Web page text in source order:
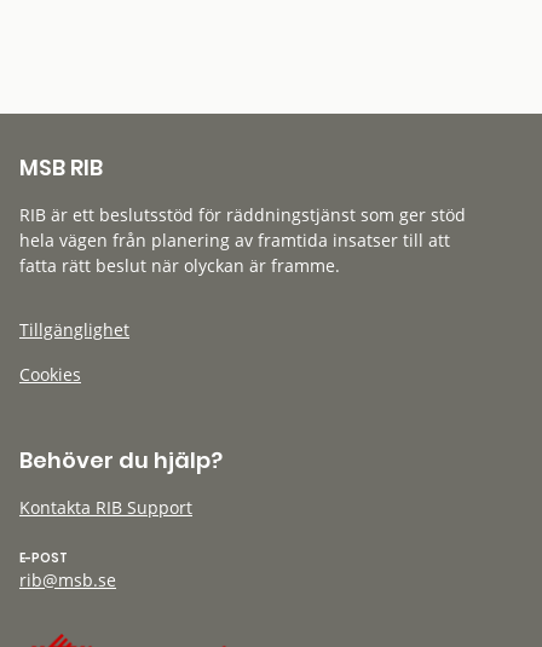
MSB RIB
RIB är ett beslutsstöd för räddningstjänst som ger stöd
hela vägen från planering av framtida insatser till att
fatta rätt beslut när olyckan är framme.
Tillgänglighet
Cookies
Behöver du hjälp?
Kontakta RIB Support
E-POST
rib@msb.se